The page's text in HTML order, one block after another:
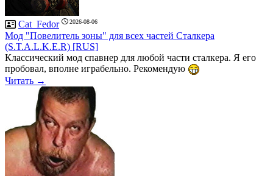
Cat_Fedor 2026-08-06
Мод "Повелитель зоны" для всех частей Сталкера
(S.T.A.L.K.E.R) [RUS]
Классический мод спавнер для любой части сталкера. Я его
пробовал, вполне играбельно. Рекомендую
Читать →